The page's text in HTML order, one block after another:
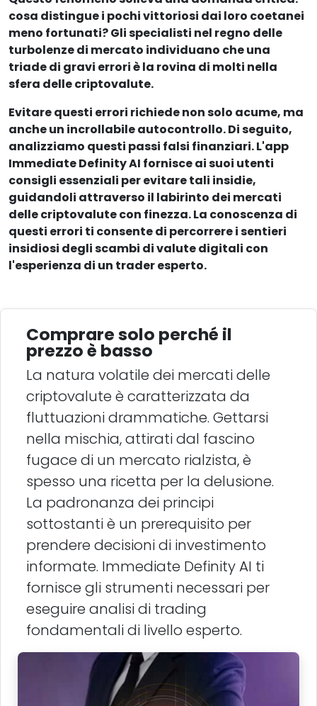
cosa distingue i pochi vittoriosi dai loro coetanei
meno fortunati? Gli specialisti nel regno delle
turbolenze di mercato individuano che una
triade di gravi errori è la rovina di molti nella
sfera delle criptovalute.
Evitare questi errori richiede non solo acume, ma
anche un incrollabile autocontrollo. Di seguito,
analizziamo questi passi falsi finanziari. L'app
Immediate Definity AI fornisce ai suoi utenti
consigli essenziali per evitare tali insidie,
guidandoli attraverso il labirinto dei mercati
delle criptovalute con finezza. La conoscenza di
questi errori ti consente di percorrere i sentieri
insidiosi degli scambi di valute digitali con
l'esperienza di un trader esperto.
Comprare solo perché il
prezzo è basso
La natura volatile dei mercati delle
criptovalute è caratterizzata da
fluttuazioni drammatiche. Gettarsi
nella mischia, attirati dal fascino
fugace di un mercato rialzista, è
spesso una ricetta per la delusione.
La padronanza dei principi
sottostanti è un prerequisito per
prendere decisioni di investimento
informate. Immediate Definity AI ti
fornisce gli strumenti necessari per
eseguire analisi di trading
fondamentali di livello esperto.